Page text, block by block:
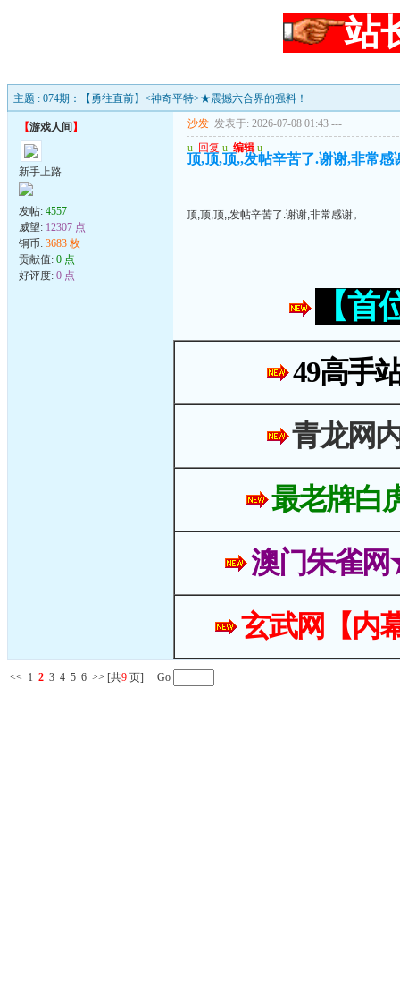
站
主题 : 074期：【勇往直前】<神奇平特>★震撼六合界的强料！
【游戏人间 】
新手上路
发帖: 4557
威望: 12307 点
铜币: 3683 枚
贡献值: 0 点
好评度: 0 点
沙发 发表于: 2026-07-08 01:43 ---
u 回复 u 编辑 u
顶,顶,顶,,发帖辛苦了.谢谢,非常感
顶,顶,顶,,发帖辛苦了.谢谢,非常感谢。
【
49高手
青龙网
最老牌白
澳门朱雀
玄武网【内
<< 1 2 3 4 5 6 >> [共9 页] Go